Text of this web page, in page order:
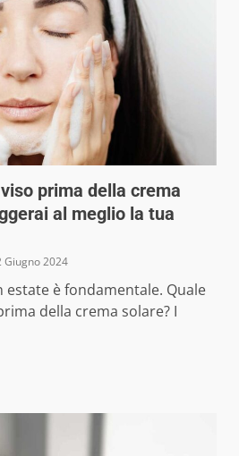
prima della crema
al meglio la tua
Giugno 2024
estate è fondamentale. Quale
della crema solare? I